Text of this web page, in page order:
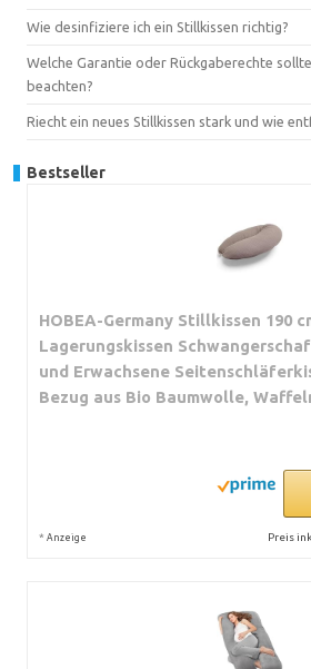
Wie desinfiziere ich ein Stillkissen richtig?
Welche Garantie oder Rückgaberechte
beachten?
Riecht ein neues Stillkissen stark und wie
Bestseller
HOBEA-Germany Stillkissen 190
Lagerungskissen
und Erwachsene
Bezug aus Bio Baumwolle,
* Anzeige Preis